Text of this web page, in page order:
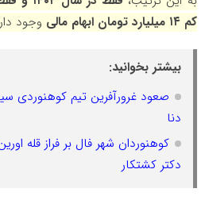
کم ۱۴ میلیارد تومان ابهام مالی
وجود
بیشتر بخوانید:
صعود غرورآفرین تیم کوهنوردی
دنا
کوهنوردان شهر فال بر فراز قله
دکتر کشتکار